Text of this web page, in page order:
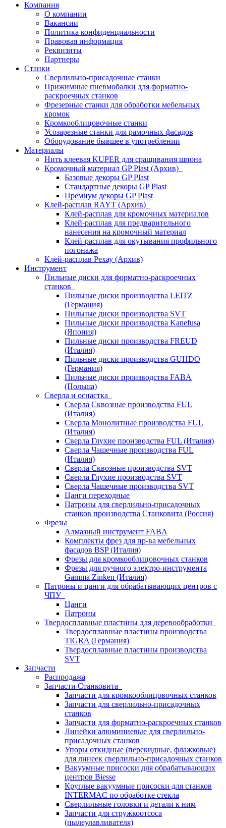
Компания
О компании
Вакансии
Политика конфиденциальности
Правовая информация
Реквизиты
Партнеры
Станки
Сверлильно-присадочные станки
Прижимные пневмобалки для форматно-
раскроечных станков
Фрезерные станки для обработки мебельных
кромок
Кромкооблицовочные станки
Усозарезные станки для рамочных фасадов
Оборудование бывшее в употреблении
Материалы
Нить клеевая KUPER для сращивания шпона
Кромочный материал GP Plast (Архив)
Базовые декоры GP Plast
Стандартные декоры GP Plast
Премиум декоры GP Plast
Клей-расплав RAYT (Архив)
Клей-расплав для кромочных материалов
Клей-расплав для предварительного
нанесения на кромочный материал
Клей-расплав для окутывания профильного
погонажа
Клей-расплав Рехау (Архив)
Инструмент
Пильные диски для форматно-раскроечных
станков
Пильные диски производства LEITZ
(Германия)
Пильные диски производства SVT
Пильные диски производства Kanefusa
(Япония)
Пильные диски производства FREUD
(Италия)
Пильные диски производства GUHDO
(Германия)
Пильные диски производства FABA
(Польша)
Сверла и оснастка
Сверла Сквозные производства FUL
(Италия)
Сверла Монолитные производства FUL
(Италия)
Сверла Глухие производства FUL (Италия)
Сверла Чашечные производства FUL
(Италия)
Сверла Сквозные производства SVT
Сверла Глухие производства SVT
Сверла Чашечные производства SVT
Цанги переходные
Патроны для сверлильно-присадочных
станков производства Станковита (Россия)
Фрезы
Алмазный инструмент FABA
Комплекты фрез для пр-ва мебельных
фасадов BSP (Италия)
Фрезы для кромкооблицовочных станков
Фрезы для ручного электро-инструмента
Gamma Zinken (Италия)
Патроны и цанги для обрабатывающих центров с
ЧПУ
Цанги
Патроны
Твердосплавные пластины для деревообработки
Твердосплавные пластины производства
TIGRA (Германия)
Твердосплавные пластины производства
SVT
Запчасти
Распродажа
Запчасти Станковита
Запчасти для кромкооблицовочных станков
Запчасти для сверлильно-присадочных
станков
Запчасти для форматно-раскроечных станков
Линейки алюминиевые для сверлильно-
присадочных станков
Упоры откидные (перекидные, флажковые)
для линеек сверлильно-присадочных станков
Вакуумные присоски для обрабатывающих
центров Biesse
Круглые вакуумные присоски для станков
INTERMAC по обработке стекла
Сверлильные головки и детали к ним
Запчасти для стружкоотсоса
(пылеулавливателя)